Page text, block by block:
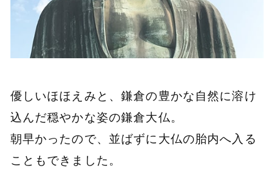
優しいほほえみと、鎌倉の豊かな自然に溶け
込んだ穏やかな姿の鎌倉大仏。
朝早かったので、並ばずに大仏の胎内へ入る
こともできました。